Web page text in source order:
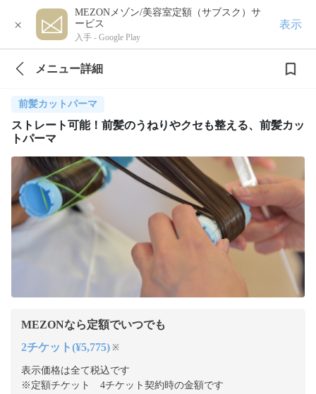
×
MEZONメゾン/美容室定額（サブスク）サ
ービス
入手 - Google Play
表示
メニュー詳細
前髪カットパーマ
ストレート可能！前髪のうねりやクセも整える、前髪カッ
トパーマ
MEZONなら定額でいつでも
2チケット(¥5,775) ※
表示価格は全て税込です
※定額チケット 4チケット契約時の金額です